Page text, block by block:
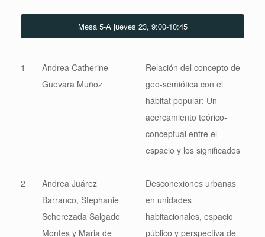
Mesa 5-A jueves 23, 9:00-10:45
1
Andrea Catherine
Guevara Muñoz
Relación del concepto de
geo-semiótica con el
hábitat popular: Un
acercamiento teórico-
conceptual entre el
espacio y los significados
–
2
Andrea Juárez
Barranco, Stephanie
Scherezada Salgado
Montes y Maria de
Desconexiones urbanas
en unidades
habitacionales, espacio
público y perspectiva de